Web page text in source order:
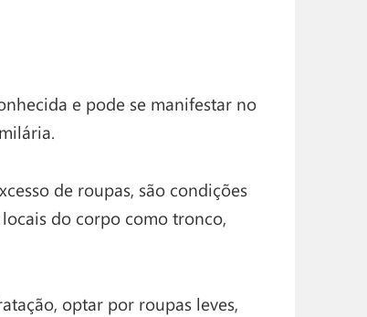
e pode se manifestar no
de roupas, são condições
do corpo como tronco,
optar por roupas leves,